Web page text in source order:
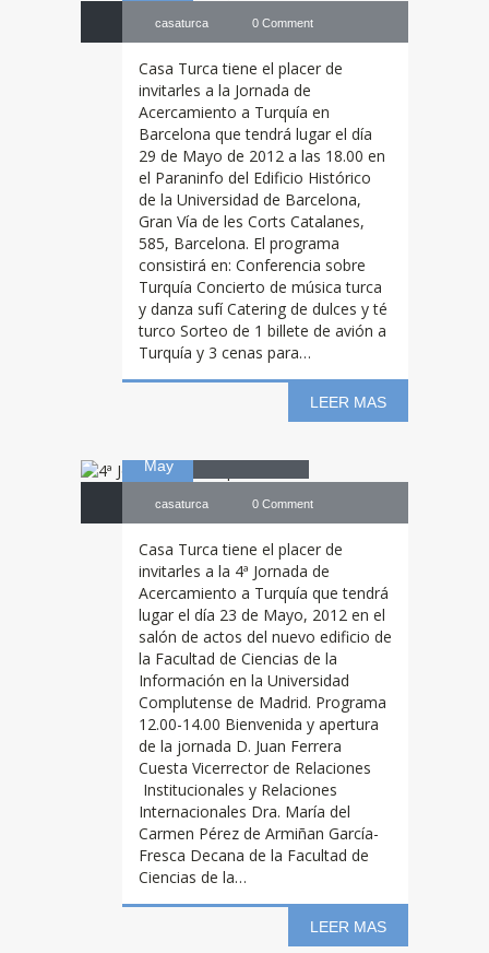
casaturca 0 Comment
Casa Turca tiene el placer de
invitarles a la Jornada de
Acercamiento a Turquía en
Barcelona que tendrá lugar el día
29 de Mayo de 2012 a las 18.00 en
el Paraninfo del Edificio Histórico
de la Universidad de Barcelona,
Gran Vía de les Corts Catalanes,
585, Barcelona. El programa
consistirá en: Conferencia sobre
Turquía Concierto de música turca
y danza sufí Catering de dulces y té
turco Sorteo de 1 billete de avión a
Turquía y 3 cenas para…
LEER MAS
May
4ªJornada de
casaturca 0 Comment
Casa Turca tiene el placer de
invitarles a la 4ª Jornada de
Acercamiento a Turquía que tendrá
lugar el día 23 de Mayo, 2012 en el
salón de actos del nuevo edificio de
la Facultad de Ciencias de la
Información en la Universidad
Complutense de Madrid. Programa
12.00-14.00 Bienvenida y apertura
de la jornada D. Juan Ferrera
Cuesta Vicerrector de Relaciones
Institucionales y Relaciones
Internacionales Dra. María del
Carmen Pérez de Armiñan García-
Fresca Decana de la Facultad de
Ciencias de la…
LEER MAS